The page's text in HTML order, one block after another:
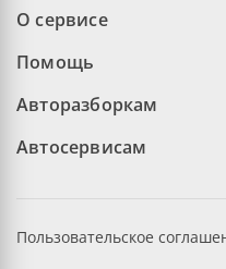
О сервисе
Помощь
Авторазборкам
Автосервисам
Пользовательское